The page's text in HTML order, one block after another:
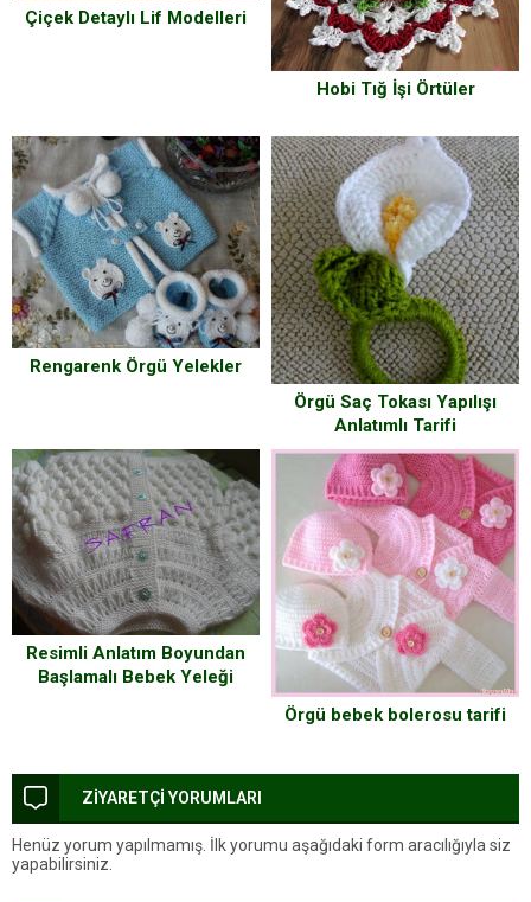
Çiçek Detaylı Lif Modelleri
Hobi Tığ İşi Örtüler
Rengarenk Örgü Yelekler
Örgü Saç Tokası Yapılışı
Anlatımlı Tarifi
Resimli Anlatım Boyundan
Başlamalı Bebek Yeleği
Örgü bebek bolerosu tarifi
ZİYARETÇİ YORUMLARI
Henüz yorum yapılmamış. İlk yorumu aşağıdaki form aracılığıyla siz
yapabilirsiniz.